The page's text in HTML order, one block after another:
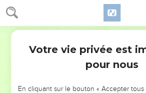
NE MANQUEZ PAS
Votre vie privée est
pour nous
En cliquant sur le bouton « Accepter tous